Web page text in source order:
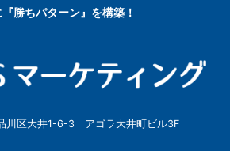
勝ちパターン』を構築！
区大井1-6-3 アゴラ大井町ビル3F